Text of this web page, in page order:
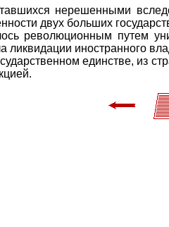
нерешенными
двух больших
революционным путем
ликвидации иностранного
единстве, из